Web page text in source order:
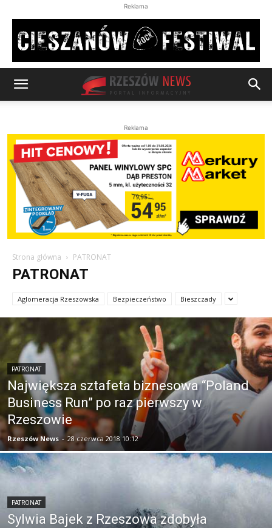
Reklama
Reklama
Strona główna PATRONAT
PATRONAT
Aglomeracja Rzeszowska Bezpieczeństwo Bieszczady
PATRONAT
Największa sztafeta biznesowa “Poland
Business Run” po raz pierwszy w
Rzeszowie
Rzeszów News - 28 czerwca 2018 10:12
PATRONAT
Sylwia Bajek z Rzeszowa zdobyła